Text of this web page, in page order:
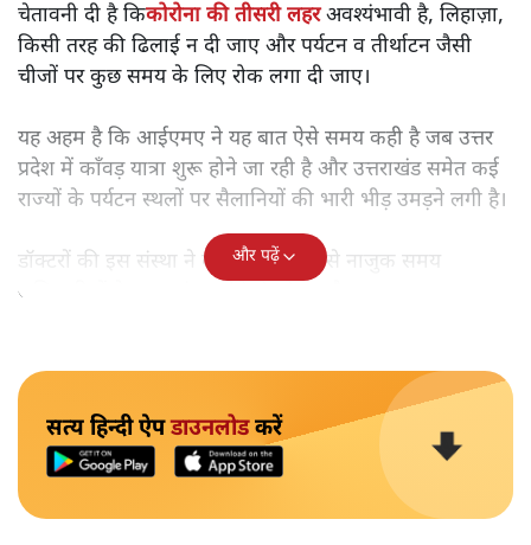
चेतावनी दी है किकोरोना की तीसरी लहरअवश्यंभावी है, लिहाज़ा,
किसी तरह की ढिलाई न दी जाए और पर्यटन व तीर्थाटन जैसी
चीजों पर कुछ समय के लिए रोक लगा दी जाए।
यह अहम है कि आईएमए ने यह बात ऐसे समय कही है जब उत्तर
प्रदेश में काँवड़ यात्रा शुरू होने जा रही है और उत्तराखंड समेत कई
राज्यों के पर्यटन स्थलों पर सैलानियों की भारी भीड़ उमड़ने लगी है।
डॉक्टरों की इस संस्था ने कहा है कि वह ऐसे नाजुक समय
अधिकारियों के आत्मसंतुष्ट होने से परेशान है।
और पढ़ें
सत्य हिन्दी ऐपडाउनलोडकरें